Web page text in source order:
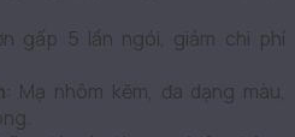
gấp 5 lần ngói, giảm chi phí
: Mạ nhôm kẽm, đa dạng màu,